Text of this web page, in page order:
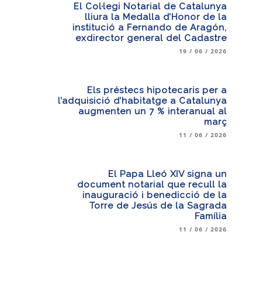
El Col·legi Notarial de Catalunya
lliura la Medalla d’Honor de la
institució a Fernando de Aragón,
exdirector general del Cadastre
19 / 06 / 2026
Els préstecs hipotecaris per a
l’adquisició d’habitatge a Catalunya
augmenten un 7 % interanual al
març
11 / 06 / 2026
El Papa Lleó XIV signa un
document notarial que recull la
inauguració i benedicció de la
Torre de Jesús de la Sagrada
Família
11 / 06 / 2026